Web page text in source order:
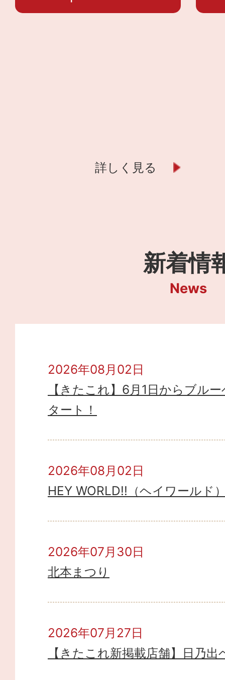
詳しく見る
新着情
News
2026年08月02日
【きたこれ】6月1日からブル
タート！
2026年08月02日
HEY WORLD!!（ヘイワールド
2026年07月30日
北本まつり
2026年07月27日
【きたこれ新掲載店舗】日乃